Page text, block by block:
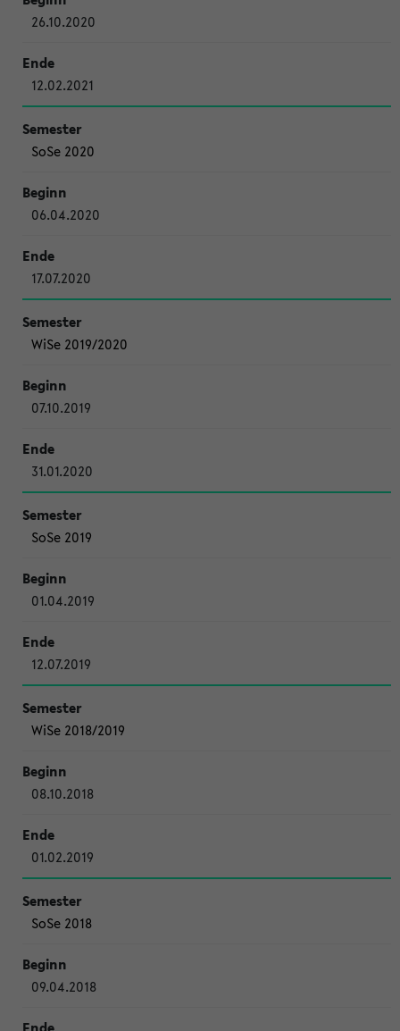
26.10.2020
12.02.2021
SoSe 2020
06.04.2020
17.07.2020
WiSe 2019/2020
07.10.2019
31.01.2020
SoSe 2019
01.04.2019
12.07.2019
WiSe 2018/2019
08.10.2018
01.02.2019
SoSe 2018
09.04.2018